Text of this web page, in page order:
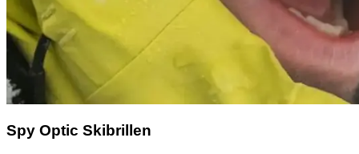
Spy Optic Skibrillen